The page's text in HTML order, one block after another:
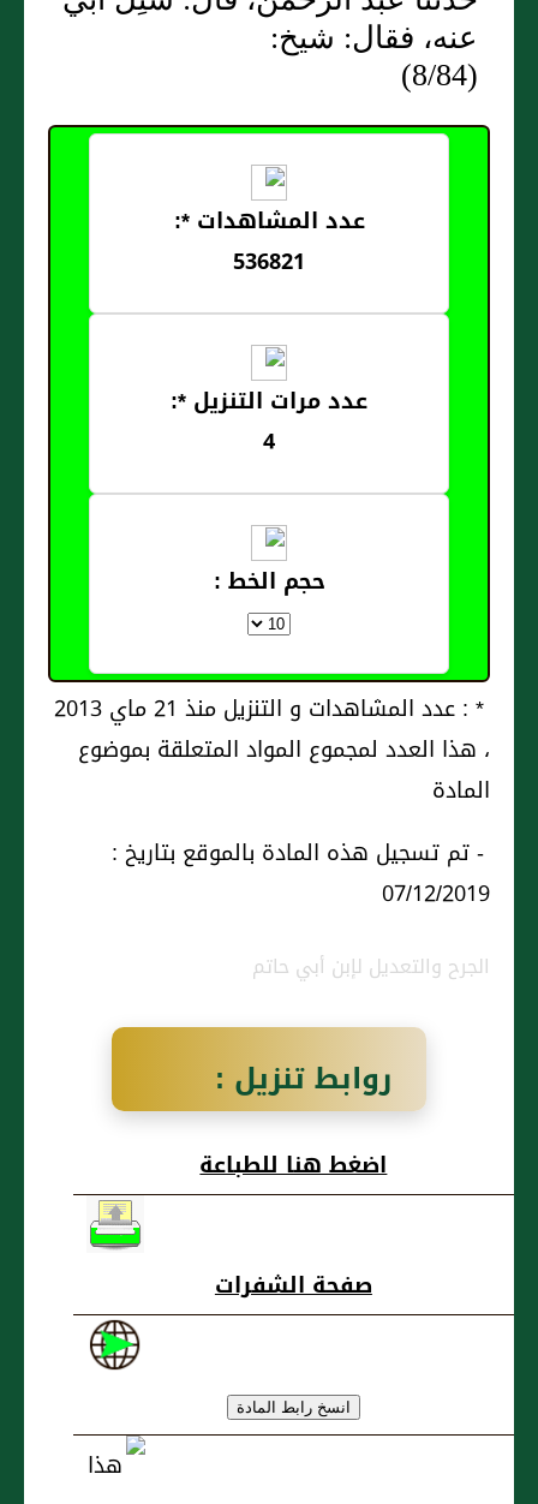
عنه، فقال: شيخ:
(8/84)
عدد المشاهدات *:
536821
عدد مرات التنزيل *:
4
حجم الخط :
* : عدد المشاهدات و التنزيل منذ 21 ماي 2013
، هذا العدد لمجموع المواد المتعلقة بموضوع
المادة
- تم تسجيل هذه المادة بالموقع بتاريخ :
07/12/2019
الجرح والتعديل لإبن أبي حاتم
روابط تنزيل :
محمد بن موسى
بن نفيع الحرشي،
اضغط هنا للطباعة
صفحة الشفرات